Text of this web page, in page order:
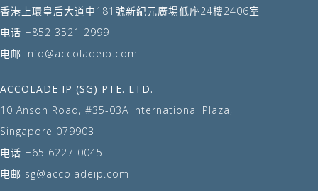
香港上環皇后大道中181號新紀元廣場低座24樓2406室
电话 +852 3521 2999
电邮 info@accoladeip.com
ACCOLADE IP (SG) PTE. LTD.
10 Anson Road, #35-03A International Plaza,
Singapore 079903
电话 +65 6227 0045
电邮 sg@accoladeip.com